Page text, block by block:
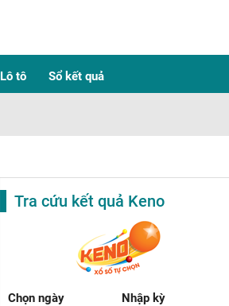
Lô tô Sổ kết quả
Tra cứu kết quả Keno
Chọn ngày Nhập kỳ